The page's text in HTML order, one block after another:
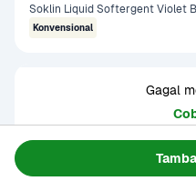
Soklin Liquid Softergent Violet
Konvensional
Gagal
Informasi Produk